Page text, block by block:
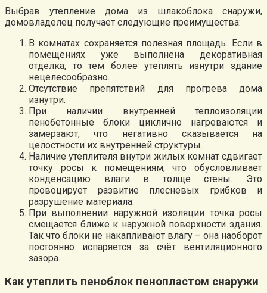
Выбрав утепление дома из шлакоблока снаружи,
домовладелец получает следующие преимущества:
В комнатах сохраняется полезная площадь. Если в
помещениях уже выполнена декоративная
отделка, то тем более утеплять изнутри здание
нецелесообразно.
Отсутствие препятствий для прогрева дома
изнутри.
При наличии внутренней теплоизоляции
пенобетонные блоки циклично нагреваются и
замерзают, что негативно сказывается на
целостности их внутренней структуры.
Наличие утеплителя внутри жилых комнат сдвигает
точку росы к помещениям, что обусловливает
конденсацию влаги в толще стены. Это
провоцирует развитие плесневых грибков и
разрушение материала.
При выполнении наружной изоляции точка росы
смещается ближе к наружной поверхности здания.
Так что блоки не накапливают влагу – она наоборот
постоянно испаряется за счёт вентиляционного
зазора.
Как утеплить пеноблок пенопластом снаружи